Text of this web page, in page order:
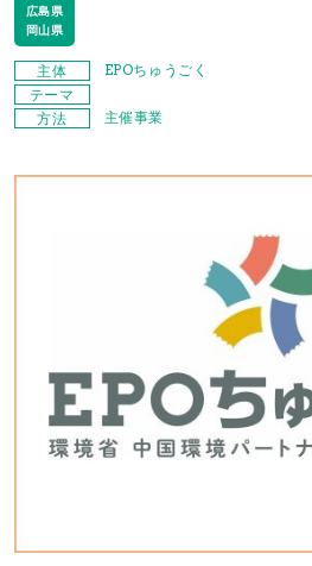
広島県
岡山県
主体
EPOちゅうごく
テーマ
方法
主催事業